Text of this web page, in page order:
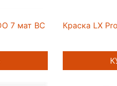
7 мат BC 0,9лКраска LX